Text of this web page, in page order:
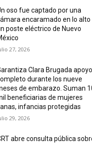
oso fue captado por una
encaramado en lo alto
poste eléctrico de Nuevo
27, 2026
Clara Brugada apoyo
durante los nueve
de embarazo. Suman
beneficiarias de mujeres
infancias protegidas
29, 2026
abre consulta pública